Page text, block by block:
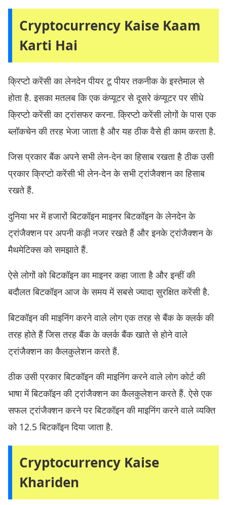
Cryptocurrency Kaise Kaam
Karti Hai
क्रिप्टो करेंसी का लेनदेन पीयर टू पीयर तकनीक के इस्तेमाल से
होता है. इसका मतलब कि एक कंप्यूटर से दूसरे कंप्यूटर पर सीधे
क्रिप्टो करेंसी का ट्रांसफर करना. क्रिप्टो करेंसी लोगों के पास एक
ब्लॉकचेन की तरह भेजा जाता है और यह ठीक वैसे ही काम करता है.
जिस प्रकार बैंक अपने सभी लेन-देन का हिसाब रखता है ठीक उसी
प्रकार क्रिप्टो करेंसी भी लेन-देन के सभी ट्रांजैक्शन का हिसाब
रखते हैं.
दुनिया भर में हजारों बिटकॉइन माइनर बिटकॉइन के लेनदेन के
ट्रांजैक्शन पर अपनी कड़ी नजर रखते हैं और इनके ट्रांजैक्शन के
मैथमेटिक्स को समझाते हैं.
ऐसे लोगों को बिटकॉइन का माइनर कहा जाता है और इन्हीं की
बदौलत बिटकॉइन आज के समय में सबसे ज्यादा सुरक्षित करेंसी है.
बिटकॉइन की माइनिंग करने वाले लोग एक तरह से बैंक के क्लर्क की
तरह होते हैं जिस तरह बैंक के क्लर्क बैंक खाते से होने वाले
ट्रांजैक्शन का कैलकुलेशन करते हैं.
ठीक उसी प्रकार बिटकॉइन की माइनिंग करने वाले लोग कोर्ट की
भाषा में बिटकॉइन की ट्रांजैक्शन का कैलकुलेशन करते हैं. ऐसे एक
सफल ट्रांजैक्शन करने पर बिटकॉइन की माइनिंग करने वाले व्यक्ति
को 12.5 बिटकॉइन दिया जाता है.
Cryptocurrency Kaise
Khariden